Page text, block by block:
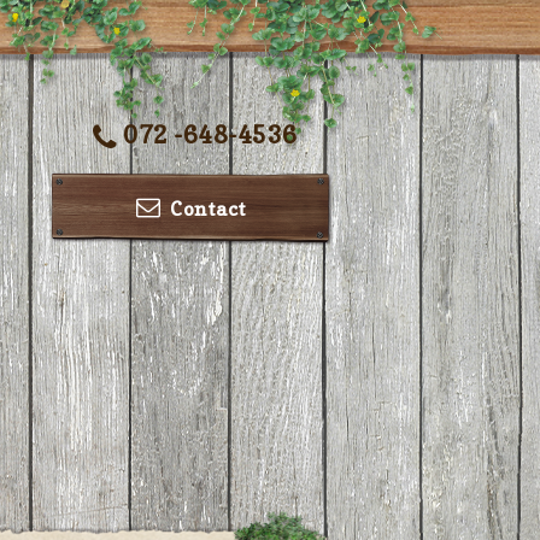
072 -648-4536
Contact